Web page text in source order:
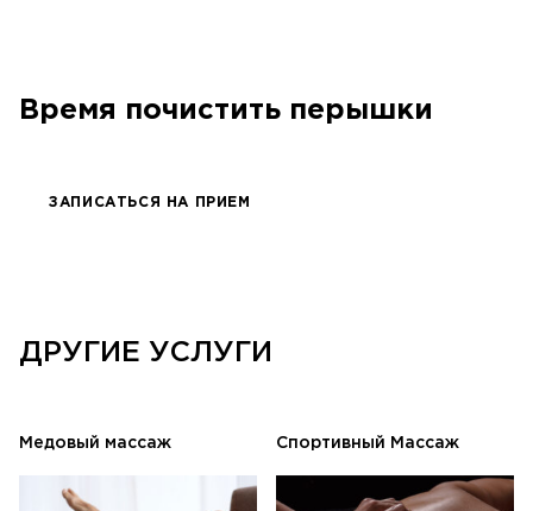
Время почистить перышки
ЗАПИСАТЬСЯ НА ПРИЕМ
ДРУГИЕ УСЛУГИ
Медовый массаж Спортивный Массаж